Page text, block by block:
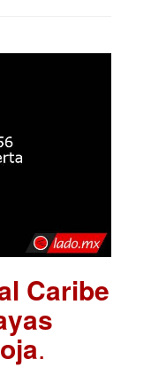
Caribe
.